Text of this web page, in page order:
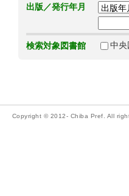
出版／発行年月
検索対象図書館 中央
Copyright © 2012- Chiba Pref. All